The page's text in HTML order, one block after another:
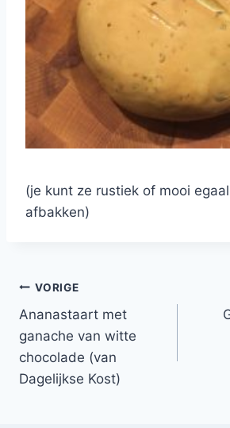
(je kunt ze rustiek of mooi
afbakken)
Bericht
navigatie
VORIGE
Ananastaart met
ganache van witte
chocolade (van
Dagelijkse Kost)